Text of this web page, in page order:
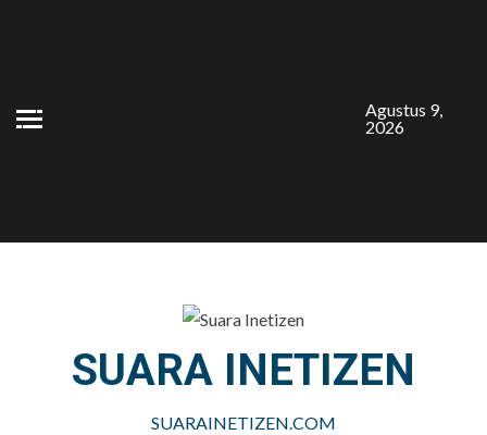
Agustus 9,
2026
SUARA INETIZEN
SUARAINETIZEN.COM